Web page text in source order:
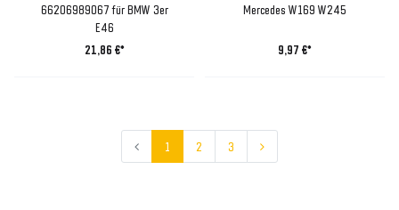
66206989067 für BMW 3er
E46
21,86 €*
Mercedes W169 W245
9,97 €*
1 2 3